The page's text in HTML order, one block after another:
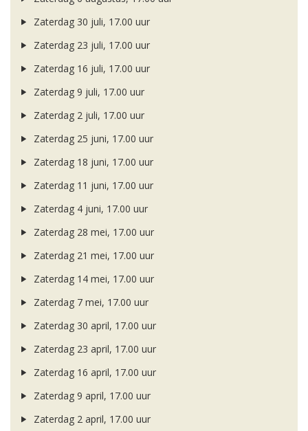
Zaterdag 30 juli, 17.00 uur
Zaterdag 23 juli, 17.00 uur
Zaterdag 16 juli, 17.00 uur
Zaterdag 9 juli, 17.00 uur
Zaterdag 2 juli, 17.00 uur
Zaterdag 25 juni, 17.00 uur
Zaterdag 18 juni, 17.00 uur
Zaterdag 11 juni, 17.00 uur
Zaterdag 4 juni, 17.00 uur
Zaterdag 28 mei, 17.00 uur
Zaterdag 21 mei, 17.00 uur
Zaterdag 14 mei, 17.00 uur
Zaterdag 7 mei, 17.00 uur
Zaterdag 30 april, 17.00 uur
Zaterdag 23 april, 17.00 uur
Zaterdag 16 april, 17.00 uur
Zaterdag 9 april, 17.00 uur
Zaterdag 2 april, 17.00 uur